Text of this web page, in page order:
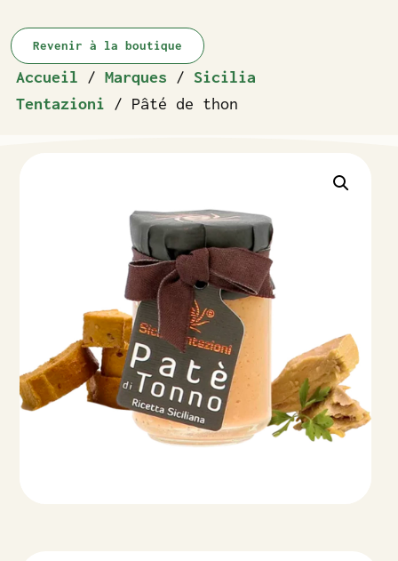
Revenir à la boutique
Accueil / Marques / Sicilia
Tentazioni / Pâté de thon